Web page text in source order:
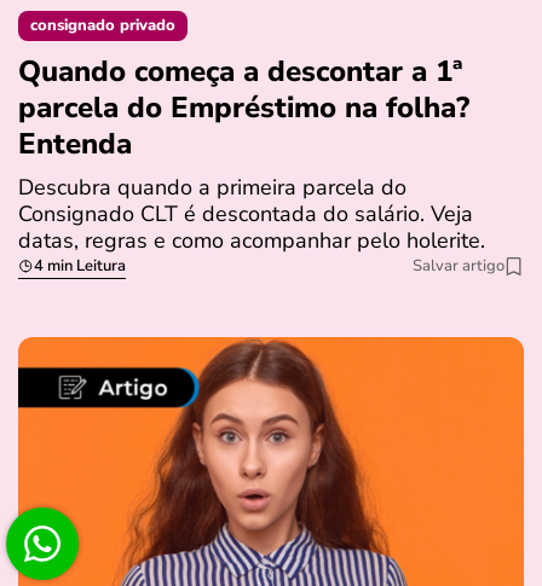
consignado privado
Quando começa a descontar a 1ª
parcela do Empréstimo na folha?
Entenda
Descubra quando a primeira parcela do
Consignado CLT é descontada do salário. Veja
datas, regras e como acompanhar pelo holerite.
4 min Leitura Salvar artigo